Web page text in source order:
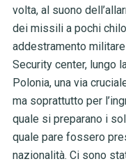
volta, al suono
dei missili a pochi
addestramento
Security center, lungo
Polonia, una via
ma soprattutto per
quale si preparano i
quale pare fossero
nazionalità. Ci sono